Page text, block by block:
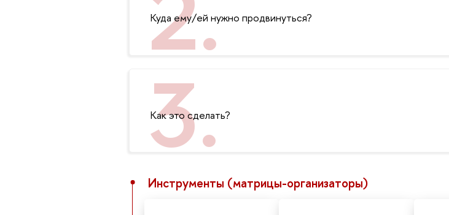
Куда ему/ей нужно продвинуться?
Как это сделать?
Инструменты (матрицы-организаторы)